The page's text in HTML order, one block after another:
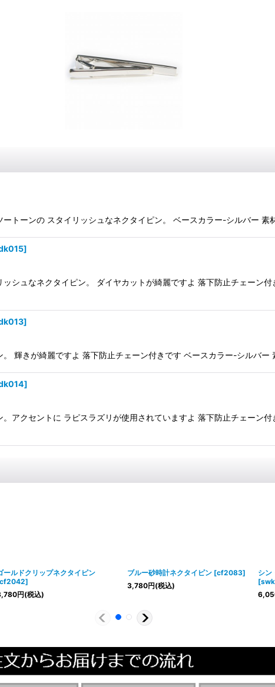
トーンの スタイリッシュなネクタイピン。 ベースカラー-シルバー
]
シュなネクタイピン。 ダイヤカットが綺麗ですよ 落下防止チェーン
]
輝きが綺麗ですよ 落下防止チェーン付きです ベースカラー-シルバ
]
アクセントに ラピスラズリが使用されていますよ 落下防止チェーン
ールドクリップネクタイピン
]
円(税込)
ブルー砂時計ネクタイピン [cf2083]
3,780円(税込)
シン
[